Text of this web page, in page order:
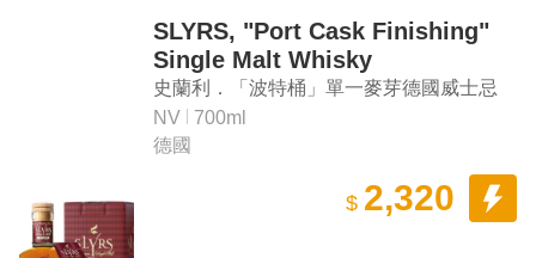
SLYRS, "Port Cask Finishing"
Single Malt Whisky
史蘭利．「波特桶」單一麥芽德國威士忌
NV
700ml
德國
$ 2,320